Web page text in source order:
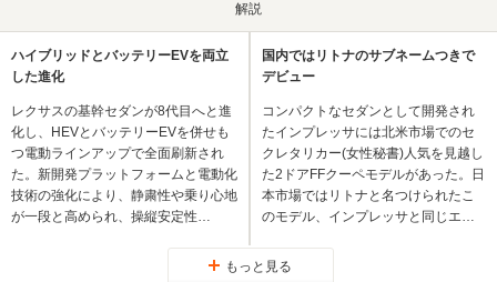
解説
ハイブリッドとバッテリーEVを両立
した進化
レクサスの基幹セダンが8代目へと進
化し、HEVとバッテリーEVを併せも
つ電動ラインアップで全面刷新され
た。新開発プラットフォームと電動化
技術の強化により、静粛性や乗り心地
が一段と高められ、操縦安定性…
国内ではリトナのサブネームつきで
デビュー
コンパクトなセダンとして開発され
たインプレッサには北米市場でのセ
クレタリカー(女性秘書)人気を見越し
た2ドアFFクーペモデルがあった。日
本市場ではリトナと名つけられたこ
のモデル、インプレッサと同じエ…
もっと見る